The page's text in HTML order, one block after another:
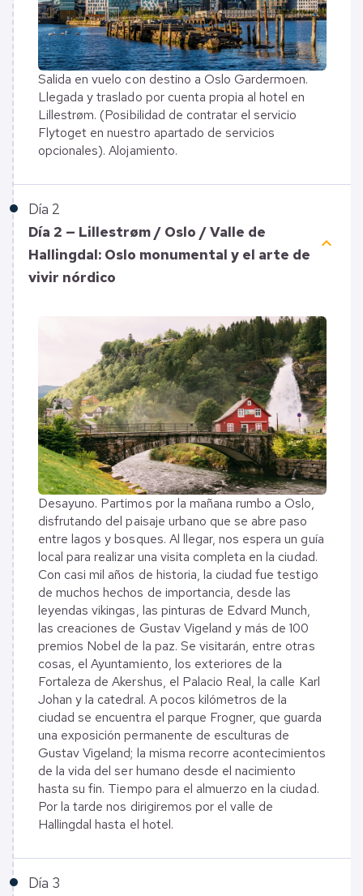
Salida en vuelo con destino a Oslo Gardermoen.
Llegada y traslado por cuenta propia al hotel en
Lillestrøm. (Posibilidad de contratar el servicio
Flytoget en nuestro apartado de servicios
opcionales). Alojamiento.
Día 2
Día 2 — Lillestrøm / Oslo / Valle de
Hallingdal: Oslo monumental y el arte de
vivir nórdico
keyboard_arrow_up
Desayuno. Partimos por la mañana rumbo a Oslo,
disfrutando del paisaje urbano que se abre paso
entre lagos y bosques. Al llegar, nos espera un guía
local para realizar una visita completa en la ciudad.
Con casi mil años de historia, la ciudad fue testigo
de muchos hechos de importancia, desde las
leyendas vikingas, las pinturas de Edvard Munch,
las creaciones de Gustav Vigeland y más de 100
premios Nobel de la paz. Se visitarán, entre otras
cosas, el Ayuntamiento, los exteriores de la
Fortaleza de Akershus, el Palacio Real, la calle Karl
Johan y la catedral. A pocos kilómetros de la
ciudad se encuentra el parque Frogner, que guarda
una exposición permanente de esculturas de
Gustav Vigeland; la misma recorre acontecimientos
de la vida del ser humano desde el nacimiento
hasta su fin. Tiempo para el almuerzo en la ciudad.
Por la tarde nos dirigiremos por el valle de
Hallingdal hasta el hotel.
Día 3